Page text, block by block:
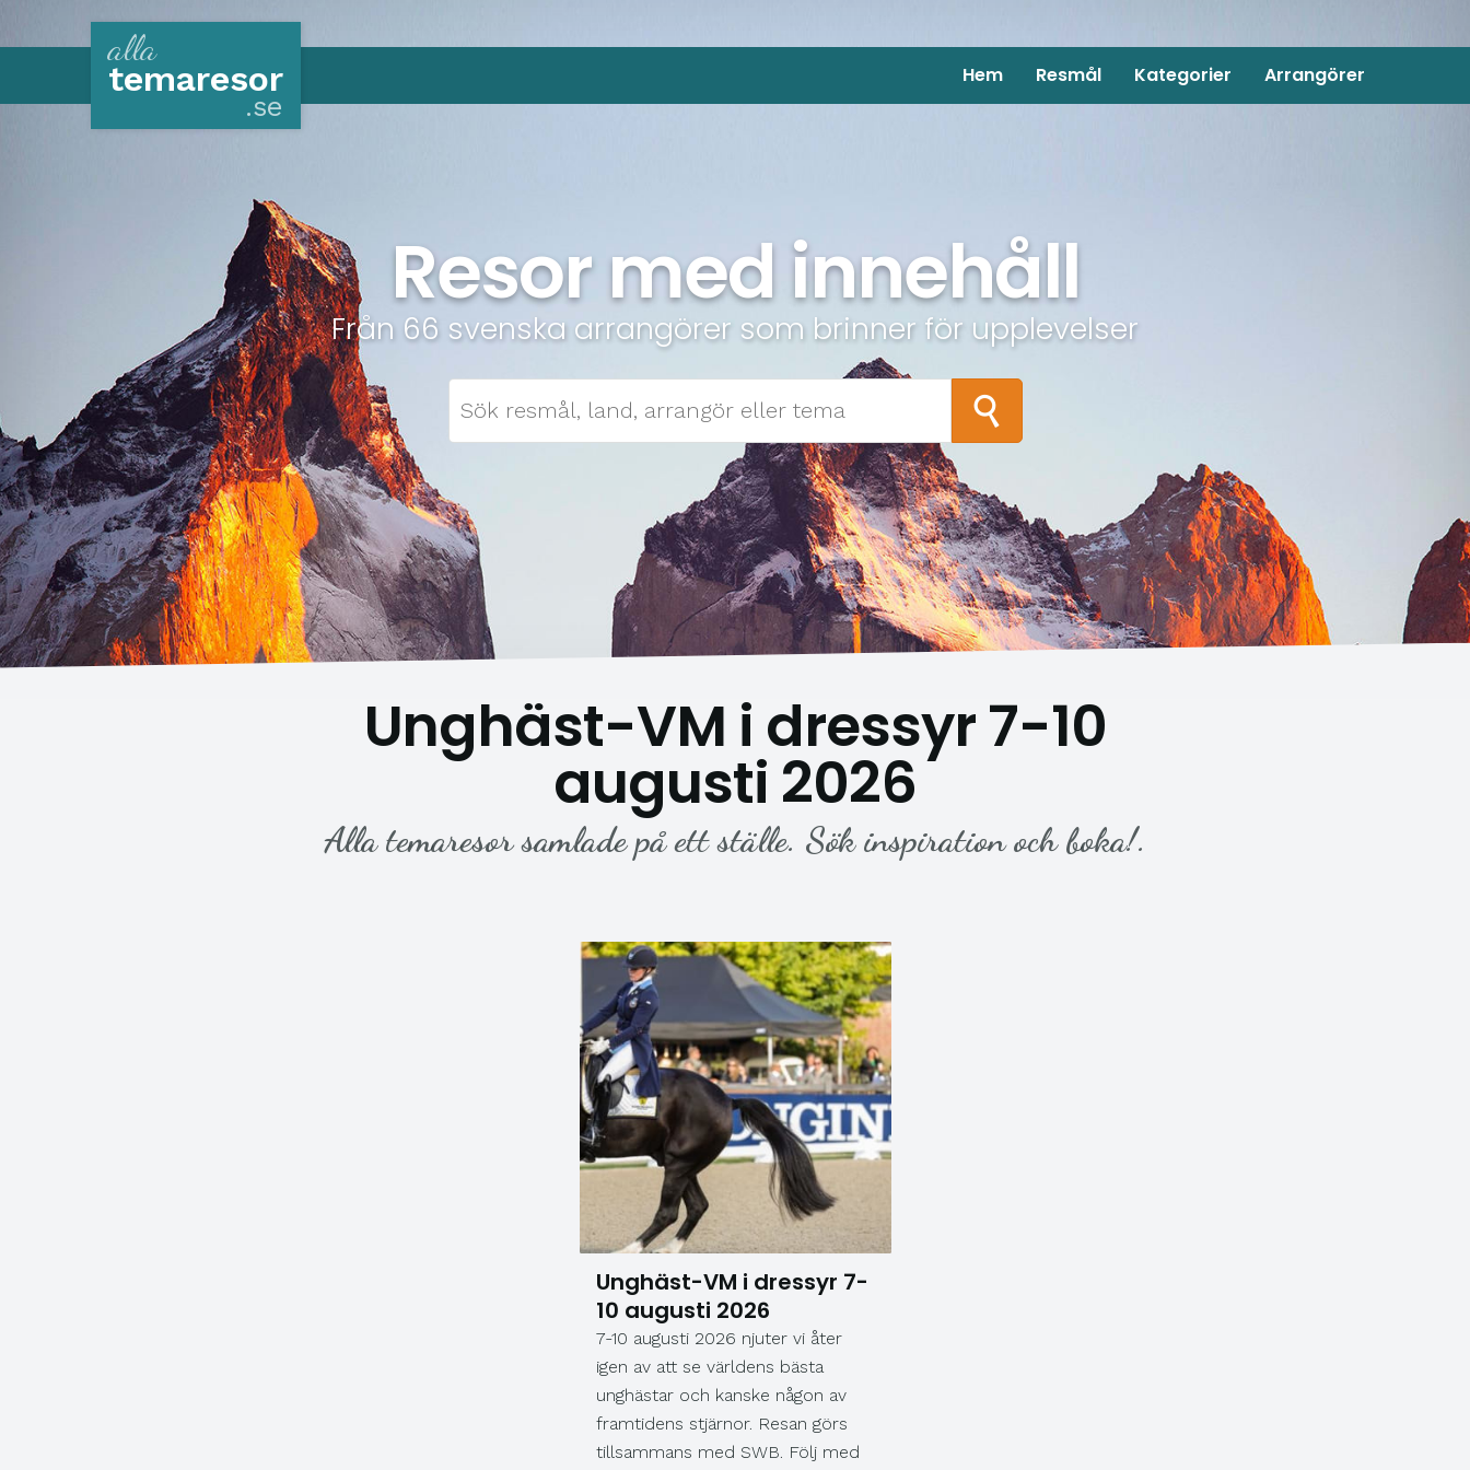
alla
temaresor
.se
Hem Resmål Kategorier Arrangörer
Resor med innehåll
Från 66 svenska arrangörer som brinner för upplevelser
Unghäst-VM i dressyr 7-10
augusti 2026
Alla temaresor samlade på ett ställe. Sök inspiration och boka!.
Unghäst-VM i dressyr 7-
10 augusti 2026
7-10 augusti 2026 njuter vi åter
igen av att se världens bästa
unghästar och kanske någon av
framtidens stjärnor. Resan görs
tillsammans med SWB. Följ med